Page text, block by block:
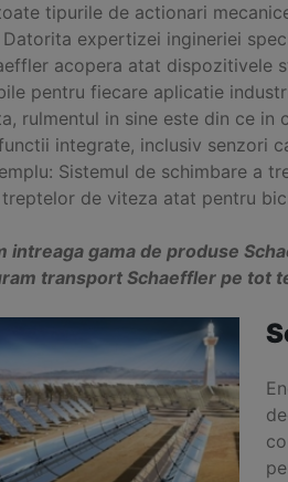
tipurile de actionari
Datorita expertizei ingineriei
acopera atat dispozitivele
pentru fiecare aplicatie
rulmentul in sine este din ce
integrate, inclusiv senzori
Sistemul de schimbare a
de viteza atat pentru
intreaga gama de produse
transport Schaeffler pe tot